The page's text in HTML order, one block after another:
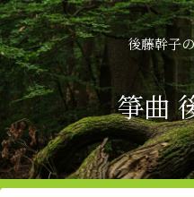
後藤幹子
箏曲